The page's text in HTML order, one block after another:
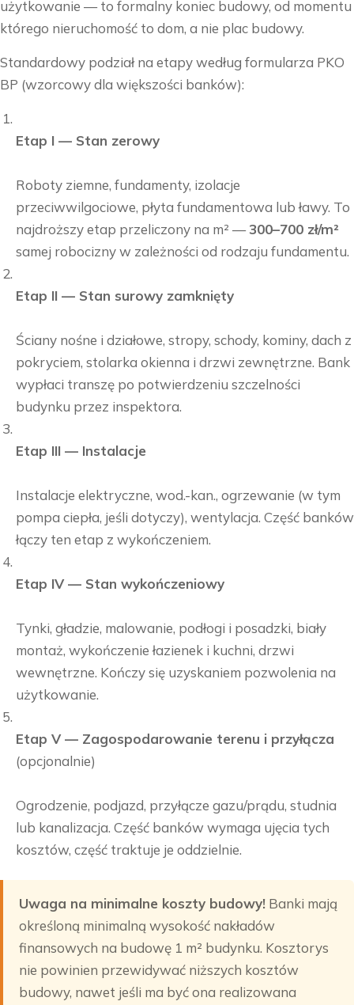
użytkowanie — to formalny koniec budowy, od momentu
którego nieruchomość to dom, a nie plac budowy.
Standardowy podział na etapy według formularza PKO
BP (wzorcowy dla większości banków):
Etap I — Stan zerowy
Roboty ziemne, fundamenty, izolacje
przeciwwilgociowe, płyta fundamentowa lub ławy. To
najdroższy etap przeliczony na m² —300–700 zł/m²
samej robocizny w zależności od rodzaju fundamentu.
Etap II — Stan surowy zamknięty
Ściany nośne i działowe, stropy, schody, kominy, dach z
pokryciem, stolarka okienna i drzwi zewnętrzne. Bank
wypłaci transzę po potwierdzeniu szczelności
budynku przez inspektora.
Etap III — Instalacje
Instalacje elektryczne, wod.-kan., ogrzewanie (w tym
pompa ciepła, jeśli dotyczy), wentylacja. Część banków
łączy ten etap z wykończeniem.
Etap IV — Stan wykończeniowy
Tynki, gładzie, malowanie, podłogi i posadzki, biały
montaż, wykończenie łazienek i kuchni, drzwi
wewnętrzne. Kończy się uzyskaniem pozwolenia na
użytkowanie.
Etap V — Zagospodarowanie terenu i przyłącza
(opcjonalnie)
Ogrodzenie, podjazd, przyłącze gazu/prądu, studnia
lub kanalizacja. Część banków wymaga ujęcia tych
kosztów, część traktuje je oddzielnie.
Uwaga na minimalne koszty budowy! Banki mają
określoną minimalną wysokość nakładów
finansowych na budowę 1 m² budynku. Kosztorys
nie powinien przewidywać niższych kosztów
budowy, nawet jeśli ma być ona realizowana